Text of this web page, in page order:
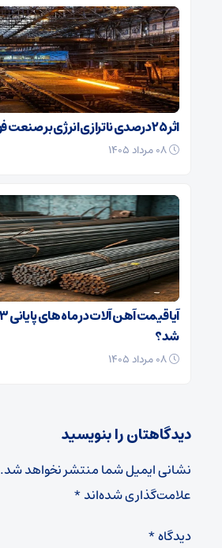
اثر ۲۵ درصدی ناترازی انرژی بر صنعت فولاد
شد؟
دیدگاهتان را بنویسید
نشانی ایمیل شما منتشر نخواهد شد.
علامت‌گذاری شده‌اند*
دیدگاه*